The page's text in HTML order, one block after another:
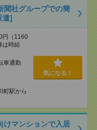
聞社グループでの簡
遣]
円（1160
は時給
車通勤
町駅から
気になる！
けマンションで入居